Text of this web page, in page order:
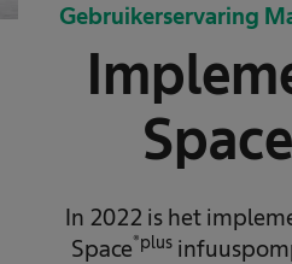
Gebruikerservaring
Space
In 2022 is het
Space®plus